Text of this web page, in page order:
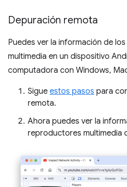
Depuración remota
Puedes ver la información de
multimedia en un dispositivo
computadora con Windows,
Sigue estos pasos para
remota.
Ahora puedes ver la
reproductores multimedia